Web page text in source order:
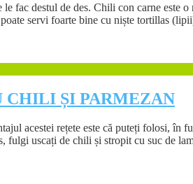
fac destul de des. Chili con carne este
servi foarte bine cu niște tortillas
CHILI ȘI PARMEZAN
acestei rețete este că puteți folosi,
uscați de chili și stropit cu suc de